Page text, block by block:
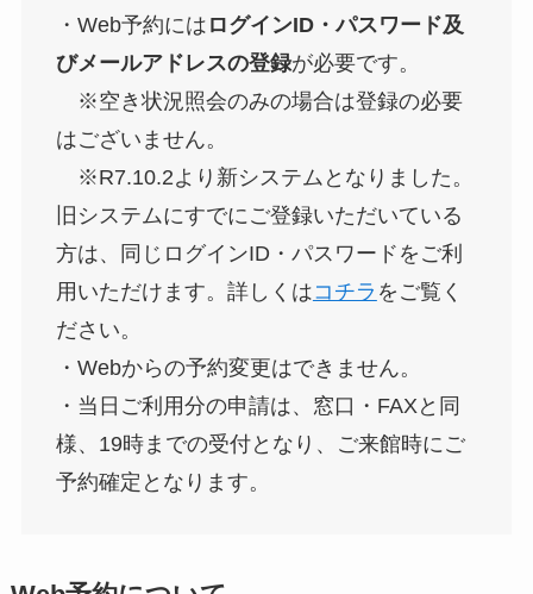
・Web予約には ログインID・パスワード及
びメールアドレスの登録が必要です。
※空き状況照会のみの場合は登録の必要
はございません。
※R7.10.2より新システムとなりました。
旧システムにすでにご登録いただいている
方は、同じログインID・パスワードをご利
用いただけます。詳しくはコチラ をご覧く
ださい。
・Webからの予約変更はできません。
・当日ご利用分の申請は、窓口・FAXと同
様、19時までの受付となり、ご来館時にご
予約確定となります。